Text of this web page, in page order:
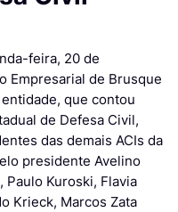
feira, 20 de
Empresarial de Brusque
que contou
de Defesa Civil,
das demais ACIs da
presidente Avelino
Paulo Kuroski, Flavia
Krieck, Marcos Zata